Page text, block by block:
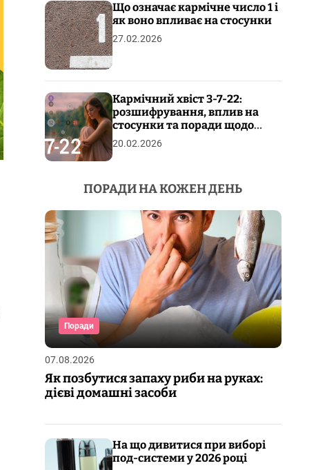
Що означає кармічне число 1 і
як воно впливає на стосунки
27.02.2026
Кармічний хвіст 3-7-22:
розшифрування, вплив на
стосунки та поради щодо
пропрацювання
20.02.2026
ПОРАДИ НА КОЖЕН ДЕНЬ
Поради
07.08.2026
Як позбутися запаху риби на руках:
дієві домашні засоби
На що дивитися при виборі
под-системи у 2026 році